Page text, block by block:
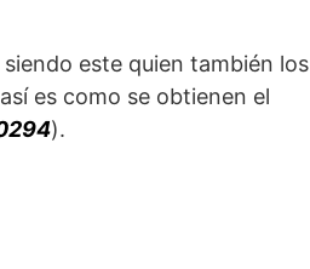
este quien también los
es como se obtienen el
).